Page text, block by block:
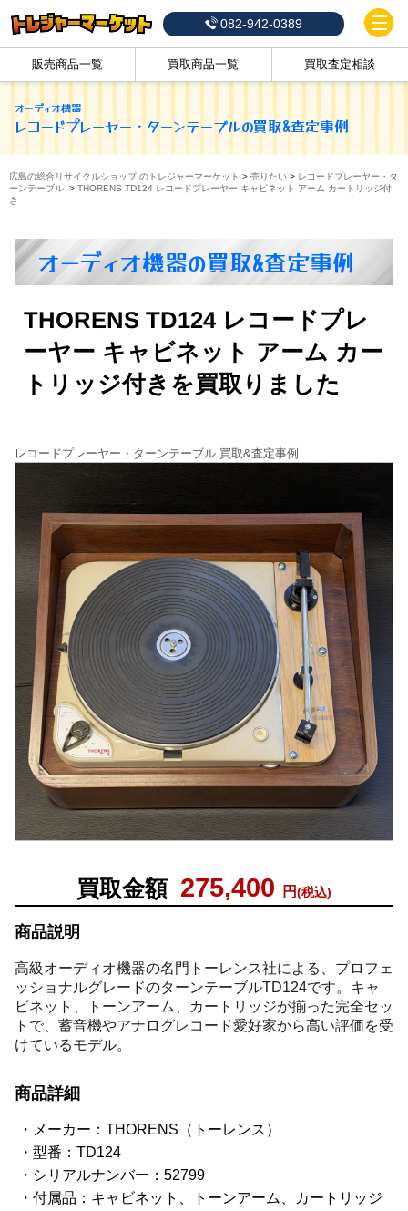
082-942-0389
販売商品一覧 買取商品一覧 買取査定相談
オーディオ機器
レコードプレーヤー・ターンテーブルの買取&査定事例
広島の総合リサイクルショップ のトレジャーマーケット > 売りたい > レコードプレーヤー・タ
ーンテーブル > THORENS TD124 レコードプレーヤー キャビネット アーム カートリッジ付
き
オーディオ機器の買取&査定事例
THORENS TD124 レコードプレ
ーヤー キャビネット アーム カー
トリッジ付きを買取りました
買取金額 275,400 円(税込)
商品説明
高級オーディオ機器の名門トーレンス社による、プロフェ
ッショナルグレードのターンテーブルTD124です。キャ
ビネット、トーンアーム、カートリッジが揃った完全セッ
トで、蓄音機やアナログレコード愛好家から高い評価を受
けているモデル。
商品詳細
メーカー：THORENS（トーレンス）
型番：TD124
シリアルナンバー：52799
付属品：キャビネット、トーンアーム、カートリッジ
レコードプレーヤー・ターンテーブル 買取&査定事例